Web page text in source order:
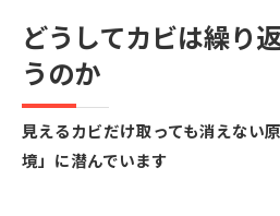
どうしてカビは繰り
うのか
見えるカビだけ取っても消えない
境」に潜んでいます